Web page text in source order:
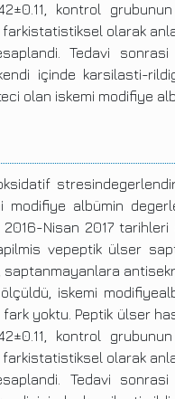
kontrol
olarak
Tedavi
içinde karsilasti-
olan iskemi modifiye
albümin
Nisan 2017
vepeptik ülser
iskemi
yoktu. Peptik ülser
kontrol
olarak
Tedavi